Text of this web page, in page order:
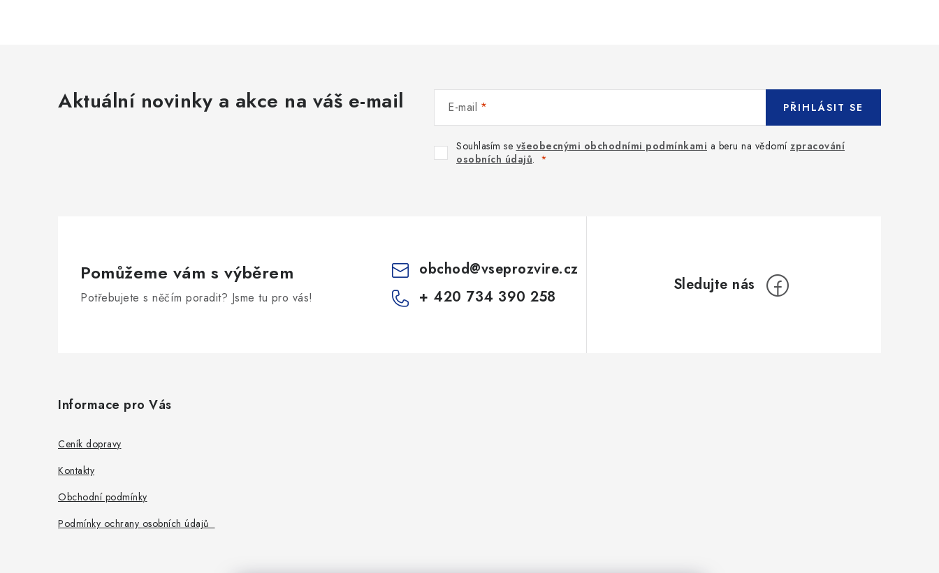
Aktuální novinky a akce na váš e-mail E-mail
Souhlasím se všeobecnými obchodními podmínkami a beru na vědomí zpracování
osobních údajů.
PŘIHLÁSIT SE
Pomůžeme vám s výběrem
Potřebujete s něčím poradit? Jsme tu pro vás!
obchod@vseprozvire.cz
+ 420 734 390 258
Informace pro Vás
Ceník dopravy
Kontakty
Obchodní podmínky
Podmínky ochrany osobních údajů